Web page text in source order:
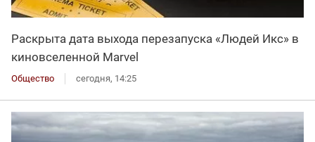
Раскрыта дата выхода перезапуска «Людей Икс» в
киновселенной Marvel
Общество сегодня, 14:25